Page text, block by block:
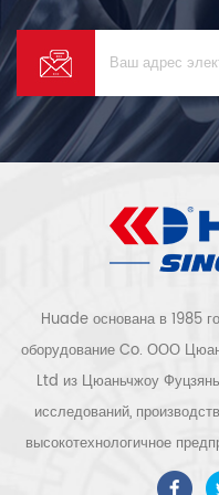
Huade основана в 1985
оборудование Co. ООО
Ltd из Цюаньчжоу
исследований,
высокотехнологичное
ce 、 РОШ 、 ETL 、